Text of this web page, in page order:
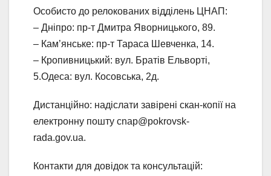
Особисто до релокованих відділень ЦНАП:
– Дніпро: пр-т Дмитра Яворницького, 89.
– Кам’янське: пр-т Тараса Шевченка, 14.
– Кропивницький: вул. Братів Ельворті,
5.Одеса: вул. Косовська, 2д.
Дистанційно: надіслати завірені скан-копії на
електронну пошту cnap@pokrovsk-
rada.gov.ua.
Контакти для довідок та консультацій: